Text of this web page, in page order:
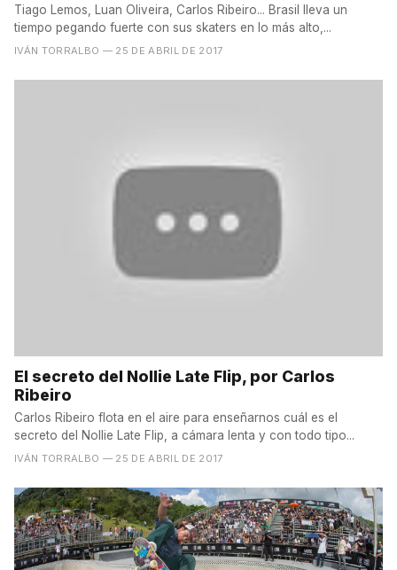
Tiago Lemos, Luan Oliveira, Carlos Ribeiro... Brasil lleva un
tiempo pegando fuerte con sus skaters en lo más alto,...
IVÁN TORRALBO — 25 DE ABRIL DE 2017
El secreto del Nollie Late Flip, por Carlos
Ribeiro
Carlos Ribeiro flota en el aire para enseñarnos cuál es el
secreto del Nollie Late Flip, a cámara lenta y con todo tipo...
IVÁN TORRALBO — 25 DE ABRIL DE 2017